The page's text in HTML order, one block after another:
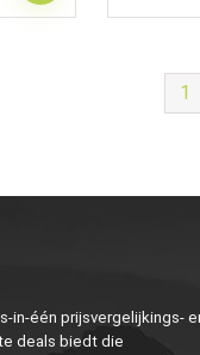
1
in-één prijsvergelijkings-
deals biedt die